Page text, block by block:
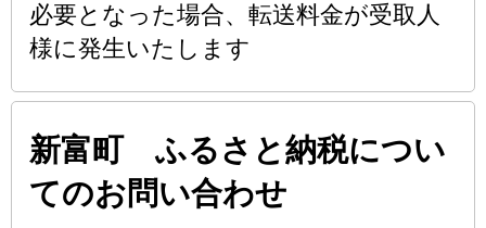
必要となった場合、転送料金が受取人
様に発生いたします
新富町 ふるさと納税につい
てのお問い合わせ